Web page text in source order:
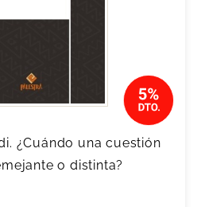
¿Cuándo una cuestión
o distinta?